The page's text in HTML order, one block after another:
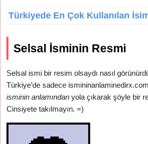
Türkiyede En Çok Kullanılan
Selsal İsminin Resmi
Selsal ismi bir resim olsaydı nasıl
Türkiye’de sadece
isminin anlamından yola çıkarak şöyle bir
Cinsiyete takılmayın. =)